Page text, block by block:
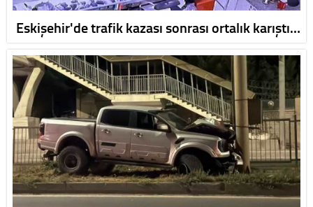
Eskişehir'de trafik kazası sonrası ortalık karıştı…